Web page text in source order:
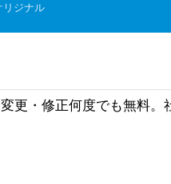
リジナル
更・修正何度でも無料。